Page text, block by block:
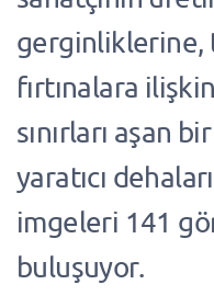
gerginliklerine,
fırtınalara
sınırları aşan
yaratıcı
imgeleri 141
buluşuyor.